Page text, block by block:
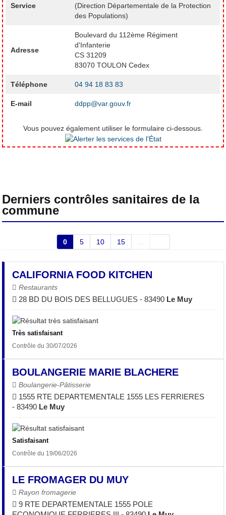
Service
(Direction Départementale de la Protection
des Populations)
Adresse
Boulevard du 112ème Régiment
d'Infanterie
CS 31209
83070 TOULON Cedex
Téléphone 04 94 18 83 83
E-mail ddpp@var.gouv.fr
Vous pouvez également utiliser le formulaire ci-dessous.
Derniers contrôles sanitaires de la
commune
0 5 10 15
CALIFORNIA FOOD KITCHEN
Restaurants
28 BD DU BOIS DES BELLUGUES - 83490 Le Muy
Très satisfaisant
Contrôle du 30/07/2026
BOULANGERIE MARIE BLACHERE
Boulangerie-Pâtisserie
1555 RTE DEPARTEMENTALE 1555 LES FERRIERES
- 83490 Le Muy
Satisfaisant
Contrôle du 19/06/2026
LE FROMAGER DU MUY
Rayon fromagerie
9 RTE DEPARTEMENTALE 1555 POLE